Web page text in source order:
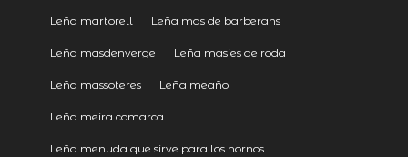
Leña martorell Leña mas de barberans
Leña masdenverge Leña masies de roda
Leña massoteres Leña meaño
Leña meira comarca
Leña menuda que sirve para los hornos